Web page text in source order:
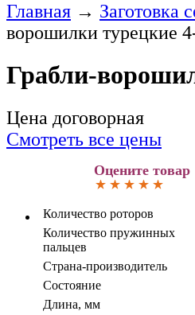
Главная → Заготовка
ворошилки турецкие
Грабли-
Цена договорная
Смотреть все цены
Оцените товар
Количество роторов
Количество пружинных
пальцев
Страна-производитель
Состояние
Длина, мм